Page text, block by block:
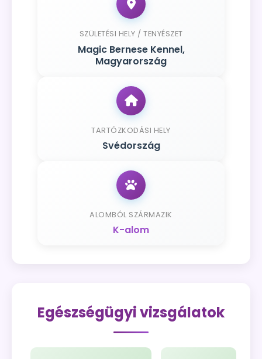
SZÜLETÉSI HELY / TENYÉSZET
Magic Bernese Kennel,
Magyarország
TARTÓZKODÁSI HELY
Svédország
ALOMBÓL SZÁRMAZIK
K-alom
Egészségügyi vizsgálatok